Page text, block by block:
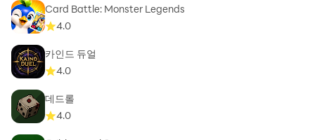
Card Battle: Monster Legends
4.0
카인드 듀얼
4.0
데드롤
4.0